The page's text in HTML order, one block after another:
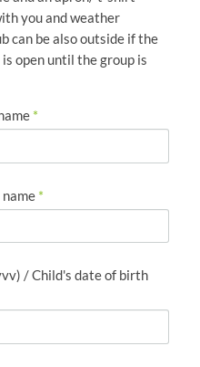
you and weather
can be also outside if the
open until the group is
*
*
/ Child's date of birth